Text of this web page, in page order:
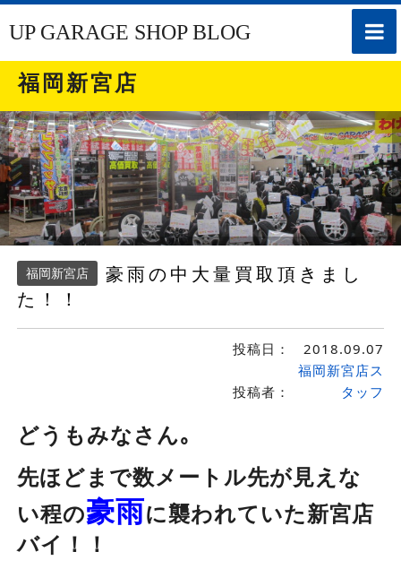
toggle
UP GARAGE SHOP BLOG
福岡新宮店
福岡新宮店
豪雨の中大量買取頂きまし
た！！
投稿日： 2018.09.07
投稿者：
福岡新宮店ス
タッフ
どうもみなさん｡
先ほどまで数メートル先が見えな
い程の豪雨に襲われていた新宮店
バイ！！